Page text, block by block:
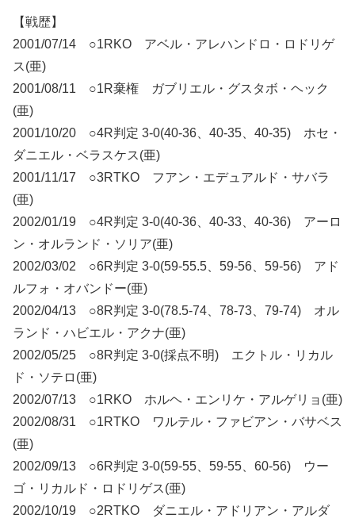
【戦歴】
2001/07/14 ○1RKO アベル・アレハンドロ・ロドリゲ
ス(亜)
2001/08/11 ○1R棄権 ガブリエル・グスタボ・ヘック
(亜)
2001/10/20 ○4R判定 3-0(40-36、40-35、40-35) ホセ・
ダニエル・ベラスケス(亜)
2001/11/17 ○3RTKO フアン・エデュアルド・サバラ
(亜)
2002/01/19 ○4R判定 3-0(40-36、40-33、40-36) アーロ
ン・オルランド・ソリア(亜)
2002/03/02 ○6R判定 3-0(59-55.5、59-56、59-56) アド
ルフォ・オバンドー(亜)
2002/04/13 ○8R判定 3-0(78.5-74、78-73、79-74) オル
ランド・ハビエル・アクナ(亜)
2002/05/25 ○8R判定 3-0(採点不明) エクトル・リカル
ド・ソテロ(亜)
2002/07/13 ○1RKO ホルヘ・エンリケ・アルゲリョ(亜)
2002/08/31 ○1RTKO ワルテル・ファビアン・バサベス
(亜)
2002/09/13 ○6R判定 3-0(59-55、59-55、60-56) ウー
ゴ・リカルド・ロドリゲス(亜)
2002/10/19 ○2RTKO ダニエル・アドリアン・アルダ